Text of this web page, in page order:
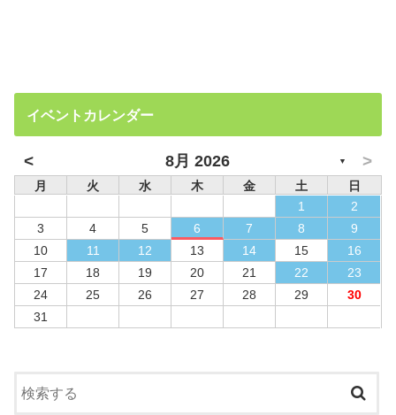
イベントカレンダー
< 8月 2026 ▼ >
月 火 水 木 金 土
日
1
2
3
4 5 6 7 8
9
10
11 12 13 14 15
16
17
18 19 20 21 22
23
24
25 26 27 28 29
30
31